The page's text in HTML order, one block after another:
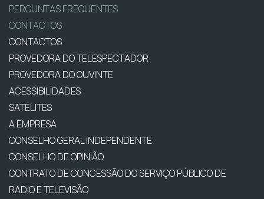
PERGUNTAS FREQUENTES
CONTACTOS
CONTACTOS
PROVEDORA DO TELESPECTADOR
PROVEDORA DO OUVINTE
ACESSIBILIDADES
SATÉLITES
A EMPRESA
CONSELHO GERAL INDEPENDENTE
CONSELHO DE OPINIÃO
CONTRATO DE CONCESSÃO DO SERVIÇO PÚBLICO DE
RÁDIO E TELEVISÃO